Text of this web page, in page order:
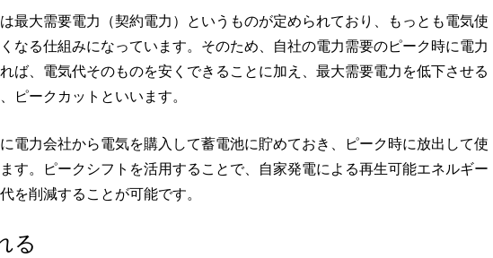
最大需要電力（契約電力）というものが定められており、もっとも電気使
なる仕組みになっています。そのため、自社の電力需要のピーク時に電力
ば、電気代そのものを安くできることに加え、最大需要電力を低下させる
ピークカットといいます。
電力会社から電気を購入して蓄電池に貯めておき、ピーク時に放出して使
す。ピークシフトを活用することで、自家発電による再生可能エネルギー
を削減することが可能です。
る